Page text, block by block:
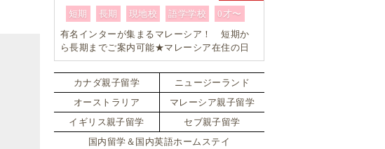
短期 長期 現地校 語学学校
0才〜
有名インターが集まるマレーシア！ 短期か
ら長期までご案内可能★マレーシア在住の日
本人留学コーディネーターがお子様お一人お
ひとりに合ったワンランク上のマレーシア親
子留学をカスタマイズ
カナダ親子留学
ニュージーランド
オーストラリア
マレーシア親子留学
イギリス親子留学
セブ親子留学
国内留学＆国内英語ホームステイ